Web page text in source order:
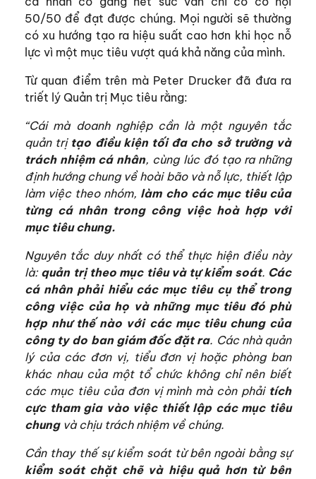
50/50 để đạt được chúng. Mọi người sẽ thường
có xu hướng tạo ra hiệu suất cao hơn khi học nỗ
lực vì một mục tiêu vượt quá khả năng của mình.
Từ quan điểm trên mà Peter Drucker đã đưa ra
triết lý Quản trị Mục tiêu rằng:
“Cái mà doanh nghiệp cần là một nguyên tắc
quản trị tạo điều kiện tối đa cho sở trường và
trách nhiệm cá nhân, cùng lúc đó tạo ra những
định hướng chung về hoài bão và nỗ lực, thiết lập
làm việc theo nhóm, làm cho các mục tiêu của
từng cá nhân trong công việc hoà hợp với
mục tiêu chung.
Nguyên tắc duy nhất có thể thực hiện điều này
là: quản trị theo mục tiêu và tự kiểm soát. Các
cá nhân phải hiểu các mục tiêu cụ thể trong
công việc của họ và những mục tiêu đó phù
hợp như thế nào với các mục tiêu chung của
công ty do ban giám đốc đặt ra. Các nhà quản
lý của các đơn vị, tiểu đơn vị hoặc phòng ban
khác nhau của một tổ chức không chỉ nên biết
các mục tiêu của đơn vị mình mà còn phải tích
cực tham gia vào việc thiết lập các mục tiêu
chungvà chịu trách nhiệm về chúng.
Cần thay thế sự kiểm soát từ bên ngoài bằng sự
kiểm soát chặt chẽ và hiệu quả hơn từ bên